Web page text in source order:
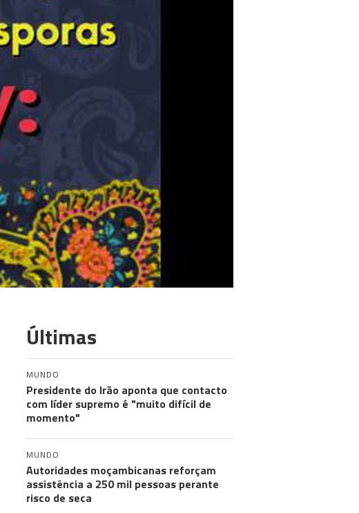
Últimas
MUNDO
Presidente do Irão aponta que contacto
com líder supremo é "muito difícil de
momento"
MUNDO
Autoridades moçambicanas reforçam
assistência a 250 mil pessoas perante
risco de seca